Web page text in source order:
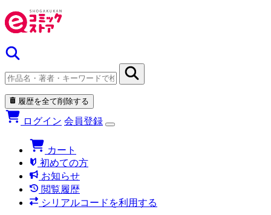
履歴を全て削除する
ログイン 会員登録
カート
初めての方
お知らせ
閲覧履歴
シリアルコードを利用する